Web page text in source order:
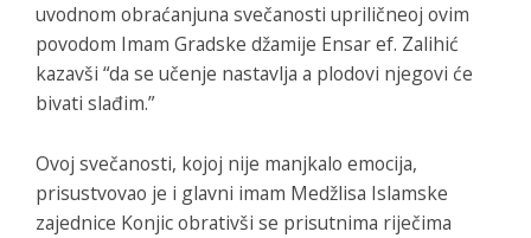
uvodnom obraćanjuna svečanosti upriličneoj ovim
povodom Imam Gradske džamije Ensar ef. Zalihić
kazavši “da se učenje nastavlja a plodovi njegovi će
bivati slađim.”
Ovoj svečanosti, kojoj nije manjkalo emocija,
prisustvovao je i glavni imam Medžlisa Islamske
zajednice Konjic obrativši se prisutnima riječima